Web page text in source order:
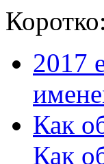
Коротко:
2017
Как
Как